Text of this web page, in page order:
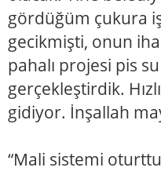
gördüğüm çukura
gecikmişti, onun
pahalı projesi pis
gerçekleştirdik.
gidiyor. İnşallah
“Mali sistemi